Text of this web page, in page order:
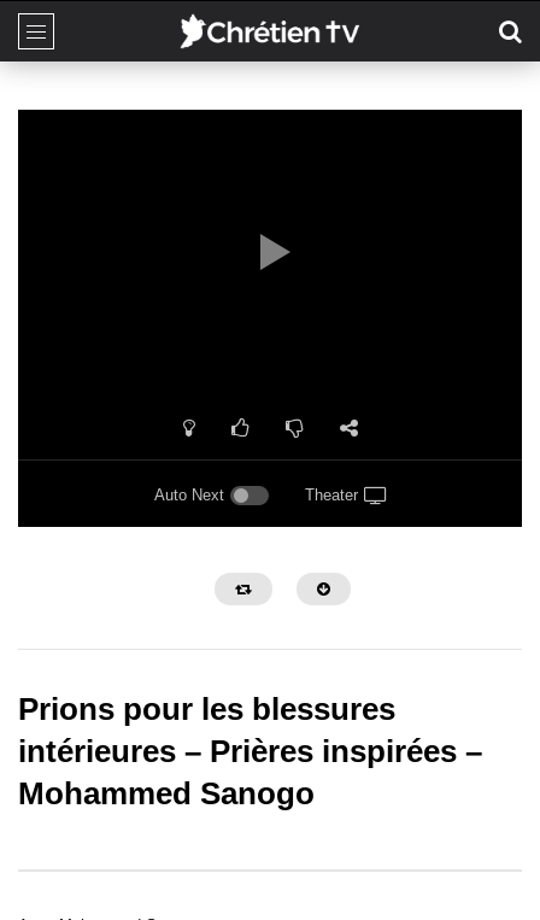
Auto Next Theater
30:32
Prions pour les blessures
intérieures – Prières inspirées –
Mohammed Sanogo